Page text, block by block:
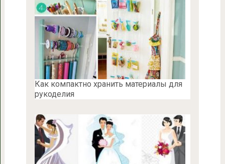
Как компактно хранить материалы для
рукоделия